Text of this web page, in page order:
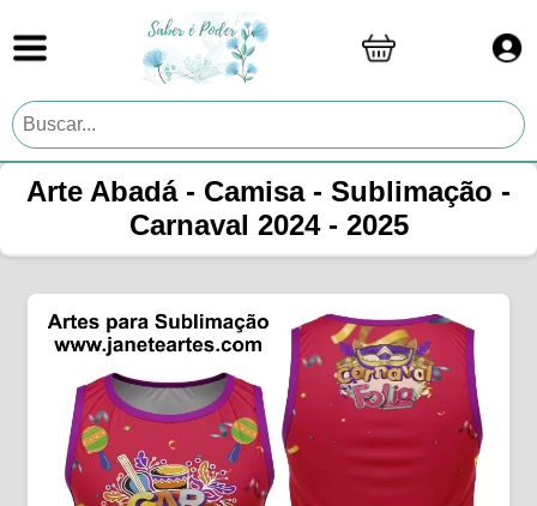
Arte Abadá - Camisa - Sublimação -
Carnaval 2024 - 2025